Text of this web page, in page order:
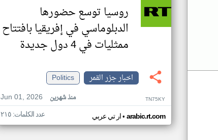
روسيا توسع حضورها
الدبلوماسي في إفريقيا بافتتاح
ممثليات في 4 دول جديدة
اخبار جزر القمر
Politics
Jun 01, 2026
منذ شهرين TN75KY
ار تي عربي• arabic.rt.com عدد الكلمات: ٢١٥